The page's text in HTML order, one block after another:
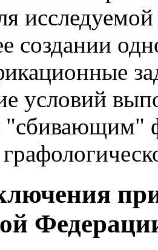
создании
условий
"сбивающим"